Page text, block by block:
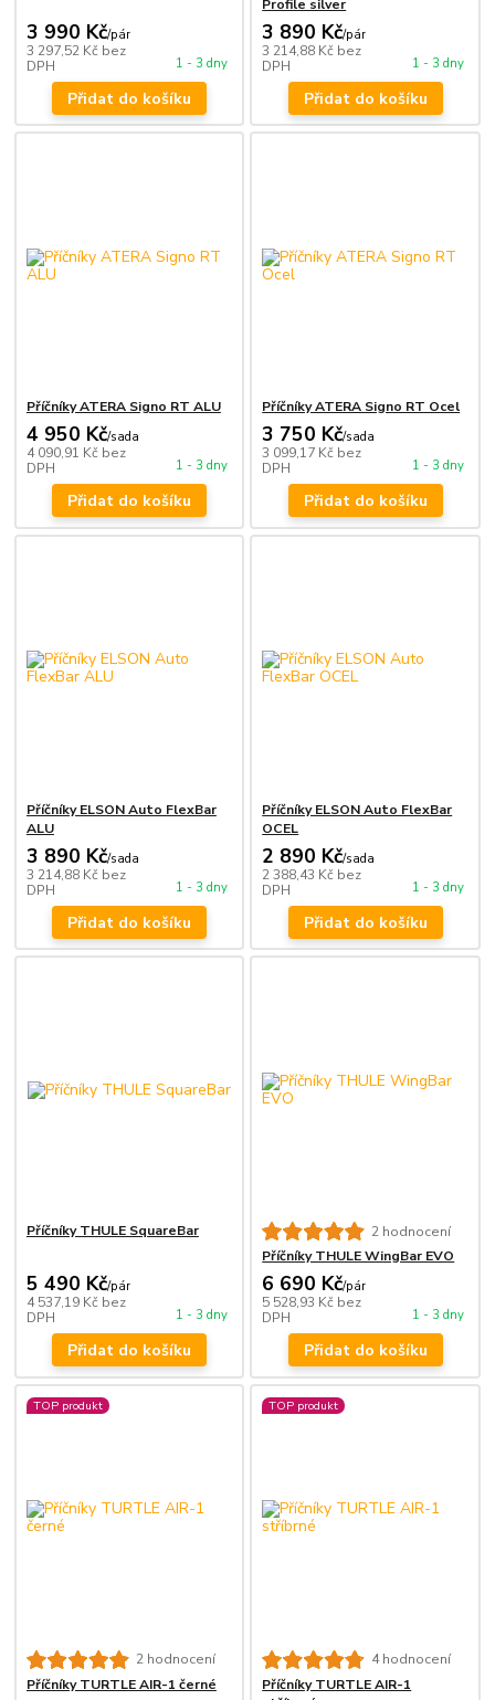
3 990 Kč/pár
3 297,52 Kč bez
DPH
1 - 3 dny
Přidat do košíku
Profile silver
3 890 Kč/pár
3 214,88 Kč bez
DPH
1 - 3 dny
Přidat do košíku
Příčníky ATERA Signo RT ALU
4 950 Kč/sada
4 090,91 Kč bez
DPH
1 - 3 dny
Přidat do košíku
Příčníky ATERA Signo RT Ocel
3 750 Kč/sada
3 099,17 Kč bez
DPH
1 - 3 dny
Přidat do košíku
Příčníky ELSON Auto FlexBar
ALU
3 890 Kč/sada
3 214,88 Kč bez
DPH
1 - 3 dny
Přidat do košíku
Příčníky ELSON Auto FlexBar
OCEL
2 890 Kč/sada
2 388,43 Kč bez
DPH
1 - 3 dny
Přidat do košíku
Příčníky THULE SquareBar
5 490 Kč/pár
4 537,19 Kč bez
DPH
1 - 3 dny
Přidat do košíku
2 hodnocení
Příčníky THULE WingBar EVO
6 690 Kč/pár
5 528,93 Kč bez
DPH
1 - 3 dny
Přidat do košíku
TOP produkt
2 hodnocení
Příčníky TURTLE AIR-1 černé
TOP produkt
4 hodnocení
Příčníky TURTLE AIR-1